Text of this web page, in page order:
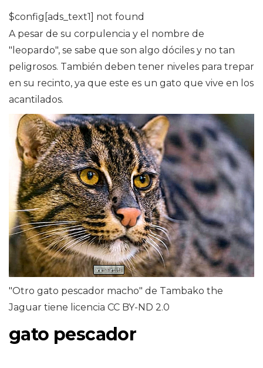
$config[ads_text1] not found
A pesar de su corpulencia y el nombre de
"leopardo", se sabe que son algo dóciles y no tan
peligrosos. También deben tener niveles para trepar
en su recinto, ya que este es un gato que vive en los
acantilados.
"Otro gato pescador macho" de Tambako the
Jaguar tiene licencia CC BY-ND 2.0
gato pescador